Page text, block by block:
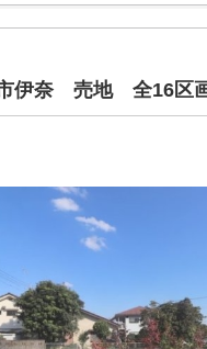
伊奈 売地 全16区